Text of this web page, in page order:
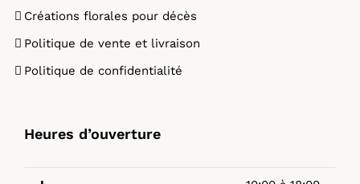
Créations florales pour décès
Politique de vente et livraison
Politique de confidentialité
Heures d’ouverture